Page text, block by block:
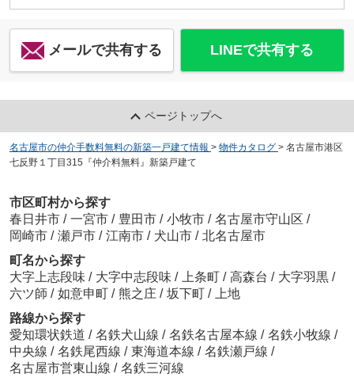
メールで共有する LINEで共有する
ページトップへ
名古屋市の仲介手数料無料の新築一戸建て情報 > 物件カタログ > 名古屋市港区
七反野１丁目315『仲介料無料』新築戸建て
市区町村から探す
春日井市 / 一宮市 / 豊田市 / 小牧市 / 名古屋市守山区 /
岡崎市 / 瀬戸市 / 江南市 / 犬山市 / 北名古屋市
町名から探す
大字上志段味 / 大字中志段味 / 上条町 / 高森台 / 大字羽黒 /
六ツ師 / 如意申町 / 熊之庄 / 坂下町 / 上地
路線から探す
愛知環状鉄道 / 名鉄犬山線 / 名鉄名古屋本線 / 名鉄小牧線 /
中央線 / 名鉄尾西線 / 東海道本線 / 名鉄瀬戸線 /
名古屋市営東山線 / 名鉄三河線